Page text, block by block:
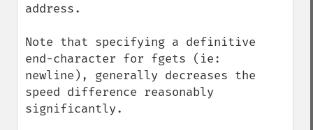
address.
Note that specifying a definitive
end-character for fgets (ie:
newline), generally decreases the
speed difference reasonably
significantly.